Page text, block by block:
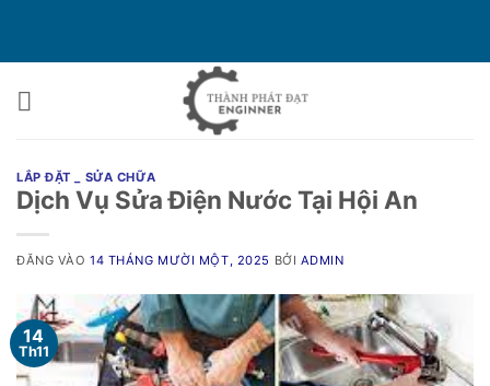
nội
dung
LẮP ĐẶT _ SỬA CHỮA
Dịch Vụ Sửa Điện Nước Tại Hội An
ĐĂNG VÀO14 THÁNG MƯỜI MỘT, 2025 BỞI ADMIN
14
Th11